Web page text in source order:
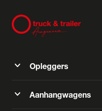
expand_more Opleggers
expand_more Aanhangwagens